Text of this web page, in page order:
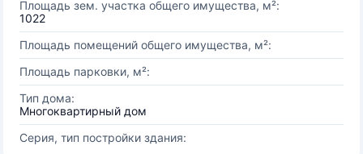
Площадь зем. участка общего имущества, м²:
1022
Площадь помещений общего имущества, м²:
Площадь парковки, м²:
Тип дома:
Многоквартирный дом
Серия, тип постройки здания: